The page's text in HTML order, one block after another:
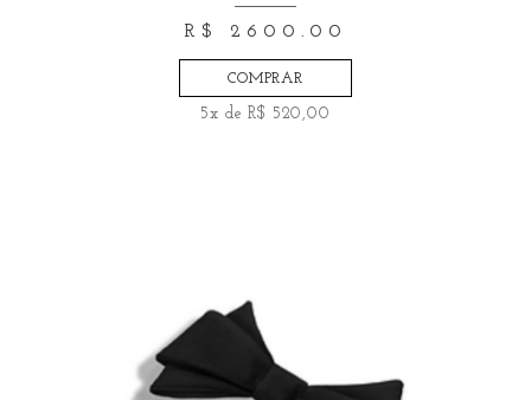
R$ 2600.00
COMPRAR
5x de R$ 520,00